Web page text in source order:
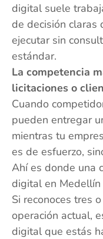
digital suele
de decisión claras
ejecutar sin
estándar.
La competencia
licitaciones o
Cuando
pueden entregar
mientras tu
es de esfuerzo,
Ahí es donde una
digital en
Si reconoces tres
operación actual,
digital que estás